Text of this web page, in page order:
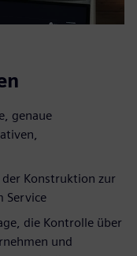
genaue
Konstruktion zur
Service
die Kontrolle über
und